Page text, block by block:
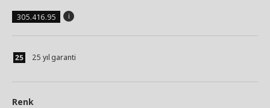
305.416.95
25 yıl garanti
Renk